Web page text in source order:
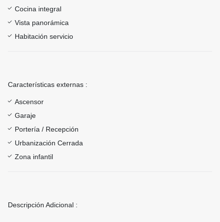
Cocina integral
Vista panorámica
Habitación servicio
Características externas :
Ascensor
Garaje
Portería / Recepción
Urbanización Cerrada
Zona infantil
Descripción Adicional :